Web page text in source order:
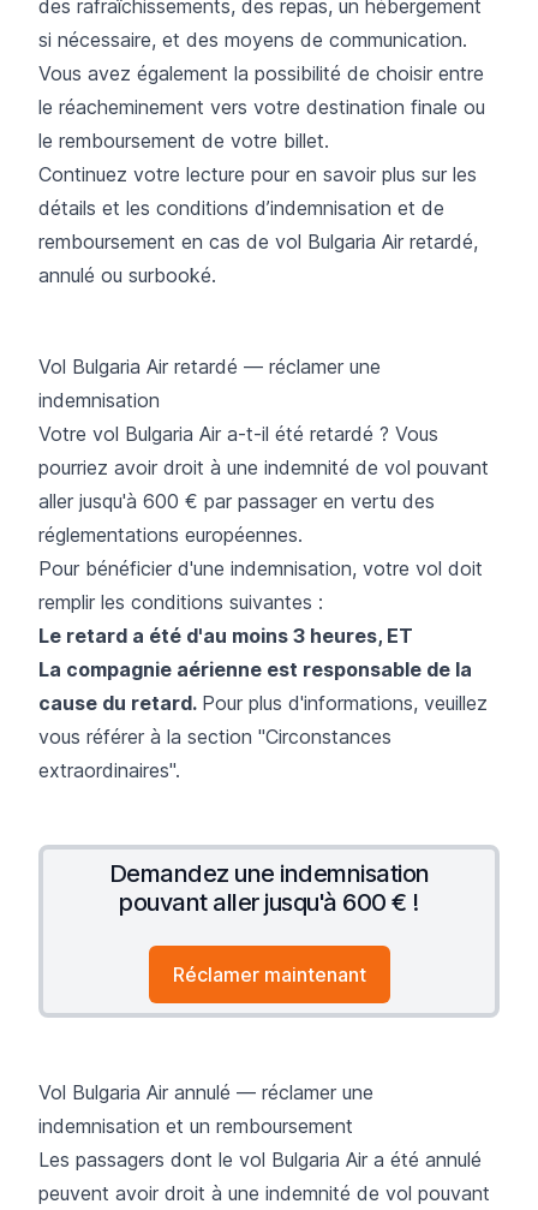
des rafraîchissements, des repas, un hébergement
si nécessaire, et des moyens de communication.
Vous avez également la possibilité de choisir entre
le réacheminement vers votre destination finale ou
le remboursement de votre billet.
Continuez votre lecture pour en savoir plus sur les
détails et les conditions d’indemnisation et de
remboursement en cas de vol Bulgaria Air retardé,
annulé ou surbooké.
Vol Bulgaria Air retardé — réclamer une
indemnisation
Votre vol Bulgaria Air a-t-il été retardé ? Vous
pourriez avoir droit à une indemnité de vol pouvant
aller jusqu'à 600 € par passager en vertu des
réglementations européennes.
Pour bénéficier d'une indemnisation, votre vol doit
remplir les conditions suivantes :
Le retard a été d'au moins 3 heures, ET
La compagnie aérienne est responsable de la
cause du retard. Pour plus d'informations, veuillez
vous référer à la section "Circonstances
extraordinaires".
Demandez une indemnisation
pouvant aller jusqu'à 600 € !
Réclamer maintenant
Vol Bulgaria Air annulé — réclamer une
indemnisation et un remboursement
Les passagers dont le vol Bulgaria Air a été annulé
peuvent avoir droit à une indemnité de vol pouvant